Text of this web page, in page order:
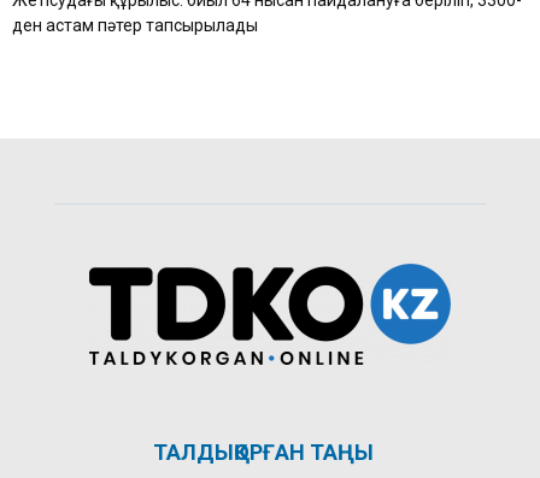
ден астам пәтер тапсырылады
ТАЛДЫҚОРҒАН ТАҢЫ